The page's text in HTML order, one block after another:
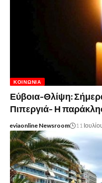
ΚΟΙΝΩΝΊΑ
Εύβοια-Θλίψη:
Πιπεργιά- Η
eviaonline Newsroom 11